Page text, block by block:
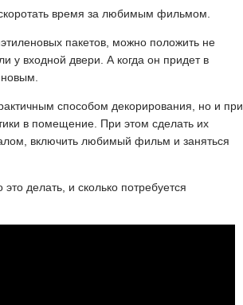
скоротать время за любимым фильмом.
пакетов, можно положить не
у входной двери. А когда он придет в
новым.
способом декорирования, но и при
в помещение. При этом сделать их
включить любимый фильм и заняться
делать, и сколько потребуется